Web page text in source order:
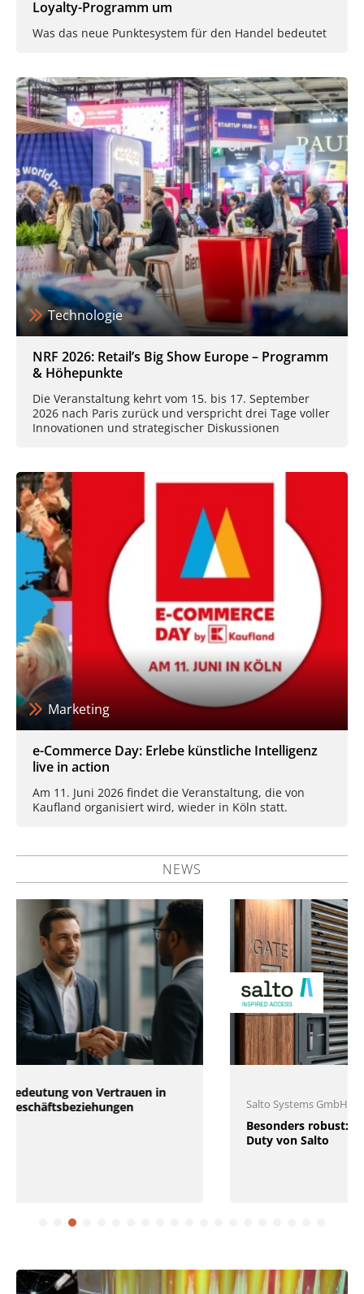
Loyalty-Programm um
Was das neue Punktesystem für den Handel bedeutet
Technologie
NRF 2026: Retail’s Big Show Europe – Programm
& Höhepunkte
Die Veranstaltung kehrt vom 15. bis 17. September
2026 nach Paris zurück und verspricht drei Tage voller
Innovationen und strategischer Diskussionen
Marketing
e-Commerce Day: Erlebe künstliche Intelligenz
live in action
Am 11. Juni 2026 findet die Veranstaltung, die von
Kaufland organisiert wird, wieder in Köln statt.
NEWS
Salto Systems GmbH Vusion
Vusion baut
Partnerschaft